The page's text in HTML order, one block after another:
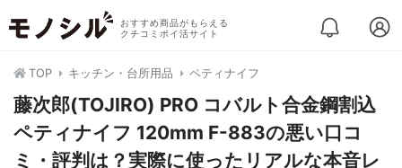
おすすめ商品がもらえる
クチコミポイ活サイト
TOP キッチン・台所用品 ペティナイフ
藤次郎(TOJIRO) PRO コバルト合金鋼割込
ペティナイフ 120mm F-883の悪い口コ
ミ・評判は？実際に使ったリアルな本音レ